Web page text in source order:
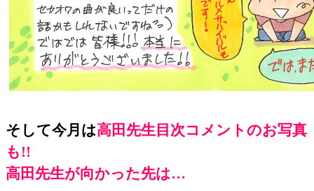
そして今月は高田先生目次コメントのお写真
も!!
高田先生が向かった先は…